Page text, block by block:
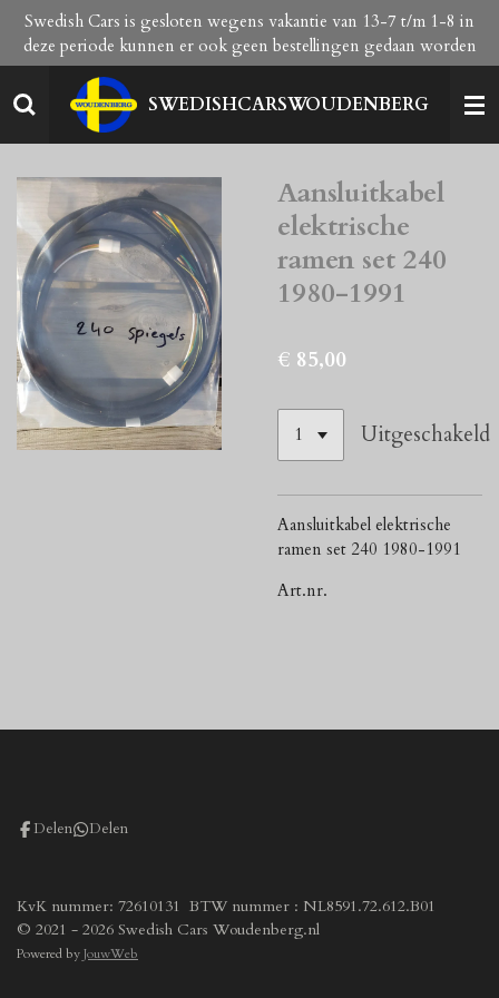
Ga
direct
naar
de
hoofdinhoud
SWEDISHCARSWOUDENBERG
Swedish Cars is gesloten wegens vakantie van 13-7 t/m 1-8 in
deze periode kunnen er ook geen bestellingen gedaan worden
Aansluitkabel
elektrische
ramen set 240
1980-1991
€ 85,00
Uitgeschakeld
Aansluitkabel elektrische
ramen set 240 1980-1991
Art.nr.
Delen Delen
KvK nummer: 72610131 BTW nummer : NL8591.72.612.B01
© 2021 - 2026 Swedish Cars Woudenberg.nl
Powered byJouwWeb